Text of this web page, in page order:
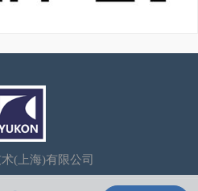
(上海)有限公司